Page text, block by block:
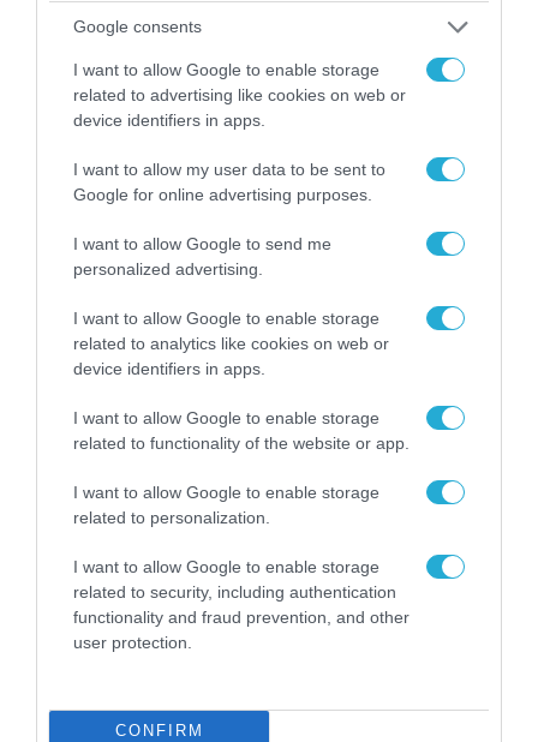
Google consents
I want to allow Google to enable storage
related to advertising like cookies on web or
device identifiers in apps.
I want to allow my user data to be sent to
Google for online advertising purposes.
I want to allow Google to send me
personalized advertising.
I want to allow Google to enable storage
related to analytics like cookies on web or
device identifiers in apps.
I want to allow Google to enable storage
related to functionality of the website or app.
I want to allow Google to enable storage
related to personalization.
I want to allow Google to enable storage
related to security, including authentication
functionality and fraud prevention, and other
user protection.
CONFIRM
06.08.2026 | 09:02
ΗΠΑ: Nέα στοιχεία για το περιστατικό με το
προεδρικό ελικόπτερο Marine One – Βρέθηκε
δίπλα σε επιβατικό αεροσκάφος
06.08.2026 | 10:02
Ανησυχία στην Δύση: H Ρωσία εξοπλίζει τα Su-
57 με νέους πυραύλους που «κυνηγούν» τον
στόχο μέσα από παρεμβολές!